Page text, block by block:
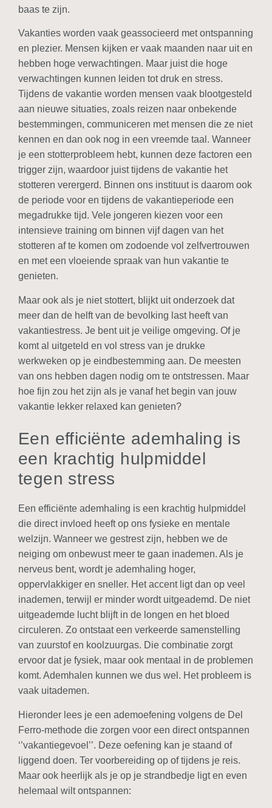
baas te zijn.
Vakanties worden vaak geassocieerd met ontspanning
en plezier. Mensen kijken er vaak maanden naar uit en
hebben hoge verwachtingen. Maar juist die hoge
verwachtingen kunnen leiden tot druk en stress.
Tijdens de vakantie worden mensen vaak blootgesteld
aan nieuwe situaties, zoals reizen naar onbekende
bestemmingen, communiceren met mensen die ze niet
kennen en dan ook nog in een vreemde taal. Wanneer
je een stotterprobleem hebt, kunnen deze factoren een
trigger zijn, waardoor juist tijdens de vakantie het
stotteren verergerd. Binnen ons instituut is daarom ook
de periode voor en tijdens de vakantieperiode een
megadrukke tijd. Vele jongeren kiezen voor een
intensieve training om binnen vijf dagen van het
stotteren af te komen om zodoende vol zelfvertrouwen
en met een vloeiende spraak van hun vakantie te
genieten.
Maar ook als je niet stottert, blijkt uit onderzoek dat
meer dan de helft van de bevolking last heeft van
vakantiestress. Je bent uit je veilige omgeving. Of je
komt al uitgeteld en vol stress van je drukke
werkweken op je eindbestemming aan. De meesten
van ons hebben dagen nodig om te ontstressen. Maar
hoe fijn zou het zijn als je vanaf het begin van jouw
vakantie lekker relaxed kan genieten?
Een efficiënte ademhaling is
een krachtig hulpmiddel
tegen stress
Een efficiënte ademhaling is een krachtig hulpmiddel
die direct invloed heeft op ons fysieke en mentale
welzijn. Wanneer we gestrest zijn, hebben we de
neiging om onbewust meer te gaan inademen. Als je
nerveus bent, wordt je ademhaling hoger,
oppervlakkiger en sneller. Het accent ligt dan op veel
inademen, terwijl er minder wordt uitgeademd. De niet
uitgeademde lucht blijft in de longen en het bloed
circuleren. Zo ontstaat een verkeerde samenstelling
van zuurstof en koolzuurgas. Die combinatie zorgt
ervoor dat je fysiek, maar ook mentaal in de problemen
komt. Ademhalen kunnen we dus wel. Het probleem is
vaak uitademen.
Hieronder lees je een ademoefening volgens de Del
Ferro-methode die zorgen voor een direct ontspannen
‘’vakantiegevoel’’. Deze oefening kan je staand of
liggend doen. Ter voorbereiding op of tijdens je reis.
Maar ook heerlijk als je op je strandbedje ligt en even
helemaal wilt ontspannen: